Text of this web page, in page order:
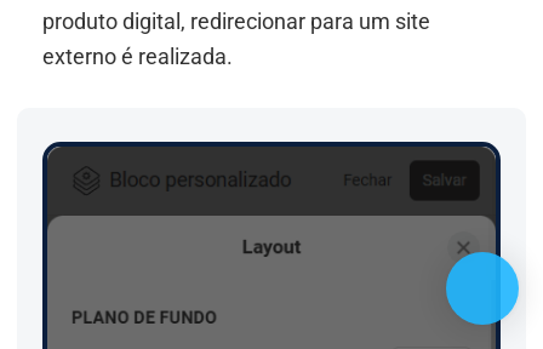
produto digital, redirecionar para um site
externo é realizada.